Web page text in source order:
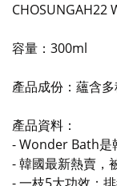
容量：300ml
產品成份：蘊含
產品資料：
- Wonder Bath是
- 韓國最新熱賣，